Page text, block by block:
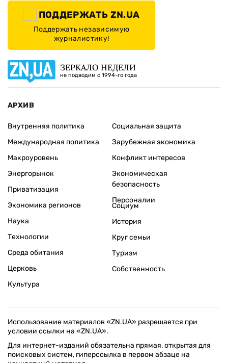
ПОДДЕРЖАТЬ ZN.UA
Поддержать независимую
журналистику!
ЗЕРКАЛО НЕДЕЛИ
не подводим с 1994-го года
АРХИВ
Внутренняя политика
Международная политика
Макроуровень
Энергорынок
Приватизация
Экономика регионов
Социальная защита
Зарубежная экономика
Конфликт интересов
Экономическая
безопасность
Персоналии
Наука
Технологии
Среда обитания
Церковь
Культура
Социум
История
Круг семьи
Туризм
Собственность
Использование материалов «ZN.UA» разрешается при
условии ссылки на «ZN.UA».
Для интернет-изданий обязательна прямая, открытая для
поисковых систем, гиперссылка в первом абзаце на